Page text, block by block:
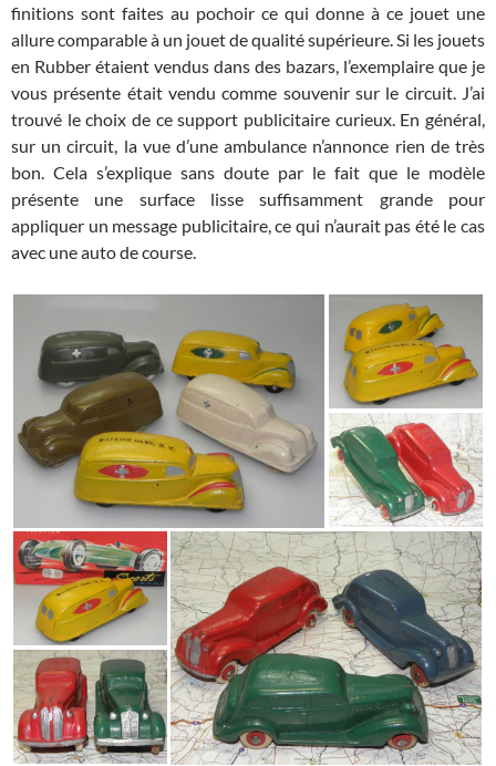
finitions sont faites au pochoir ce qui donne à ce jouet une
allure comparable à un jouet de qualité supérieure. Si les jouets
en Rubber étaient vendus dans des bazars, l’exemplaire que je
vous présente était vendu comme souvenir sur le circuit. J’ai
trouvé le choix de ce support publicitaire curieux. En général,
sur un circuit, la vue d’une ambulance n’annonce rien de très
bon. Cela s’explique sans doute par le fait que le modèle
présente une surface lisse suffisamment grande pour
appliquer un message publicitaire, ce qui n’aurait pas été le cas
avec une auto de course.